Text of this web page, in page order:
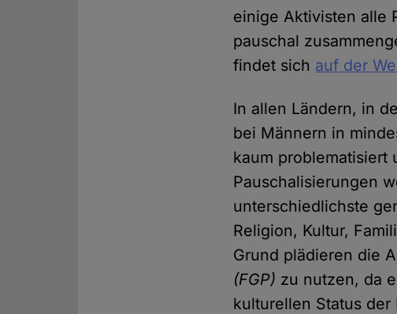
einige Aktivisten alle
pauschal
findet sich auf der
In allen Ländern, in
bei Männern in
kaum problematisiert
Pauschalisierungen
unterschiedlichste
Religion, Kultur,
Grund plädieren die
(FGP) zu nutzen, da
kulturellen Status